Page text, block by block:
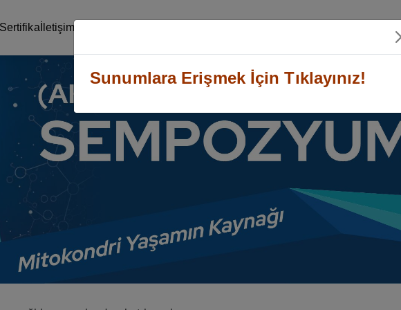
İletişim & Ulaşım
Sunumlara Erişmek İçin Tıklayınız!